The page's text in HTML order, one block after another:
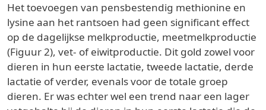
Het toevoegen van pensbestendig methionine en
lysine aan het rantsoen had geen significant effect
op de dagelijkse melkproductie, meetmelkproductie
(Figuur 2), vet- of eiwitproductie. Dit gold zowel voor
dieren in hun eerste lactatie, tweede lactatie, derde
lactatie of verder, evenals voor de totale groep
dieren. Er was echter wel een trend naar een lager